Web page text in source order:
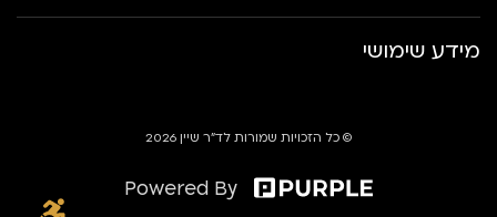
מידע שימושי
© כל הזכויות שמורות לד״ר שיין 2026
Powered By